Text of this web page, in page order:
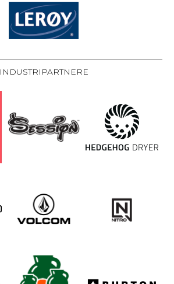
INDUSTRIPARTNERE